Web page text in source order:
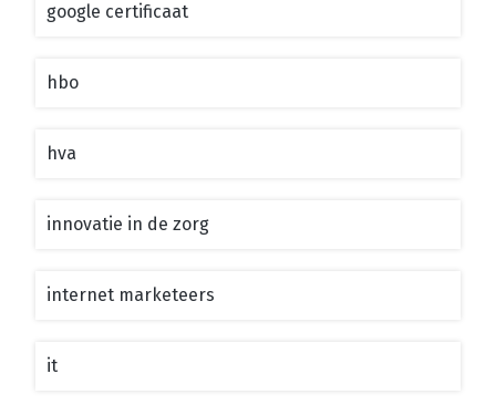
google certificaat
hbo
hva
innovatie in de zorg
internet marketeers
it